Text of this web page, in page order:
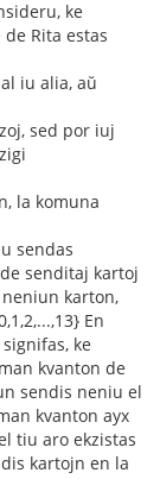
ke
Rita estas
iu alia, aŭ
sed por iuj
la komuna
sendas
senditaj kartoj
neniun karton,
En
ke
kvanton de
sendis neniu el
kvanton ayx
tiu aro ekzistas
kartojn en la